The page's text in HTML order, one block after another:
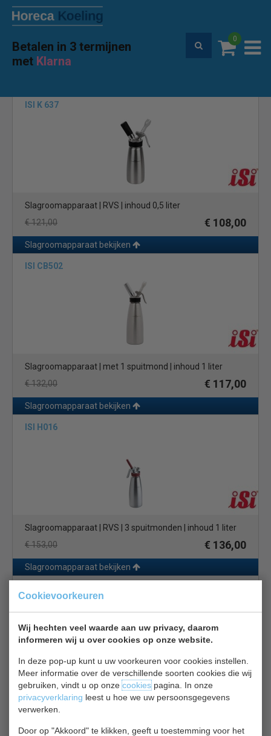
Cookievoorkeuren
Wij hechten veel waarde aan uw privacy, daarom
informeren wij u over cookies op onze website.
In deze pop-up kunt u uw voorkeuren voor cookies instellen.
Meer informatie over de verschillende soorten cookies die wij
gebruiken, vindt u op onzecookiespagina. In onze
privacyverklaring leest u hoe we uw persoonsgegevens
verwerken.
Door op "Akkoord" te klikken, geeft u toestemming voor het
Betalen in 3 termijnen
met Klarna
0
Premium service en garantie
Home Merken
ISI K 637
Slagroomapparaat | RVS | inhoud 0,5 liter
€ 121,00
€ 108,00
Slagroomapparaat bekijken
ISI CB502
Slagroomapparaat | met 1 spuitmond | inhoud 1 liter
€ 132,00
€ 117,00
Slagroomapparaat bekijken
ISI H016
Slagroomapparaat | RVS | 3 spuitmonden | inhoud 1 liter
€ 153,00
€ 136,00
Slagroomapparaat bekijken
Slagroomapparaat | koud & warm | 3 spuitmonden |
inhoud 0,5 liter